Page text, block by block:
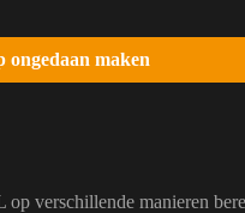
ongedaan maken
verschillende manieren